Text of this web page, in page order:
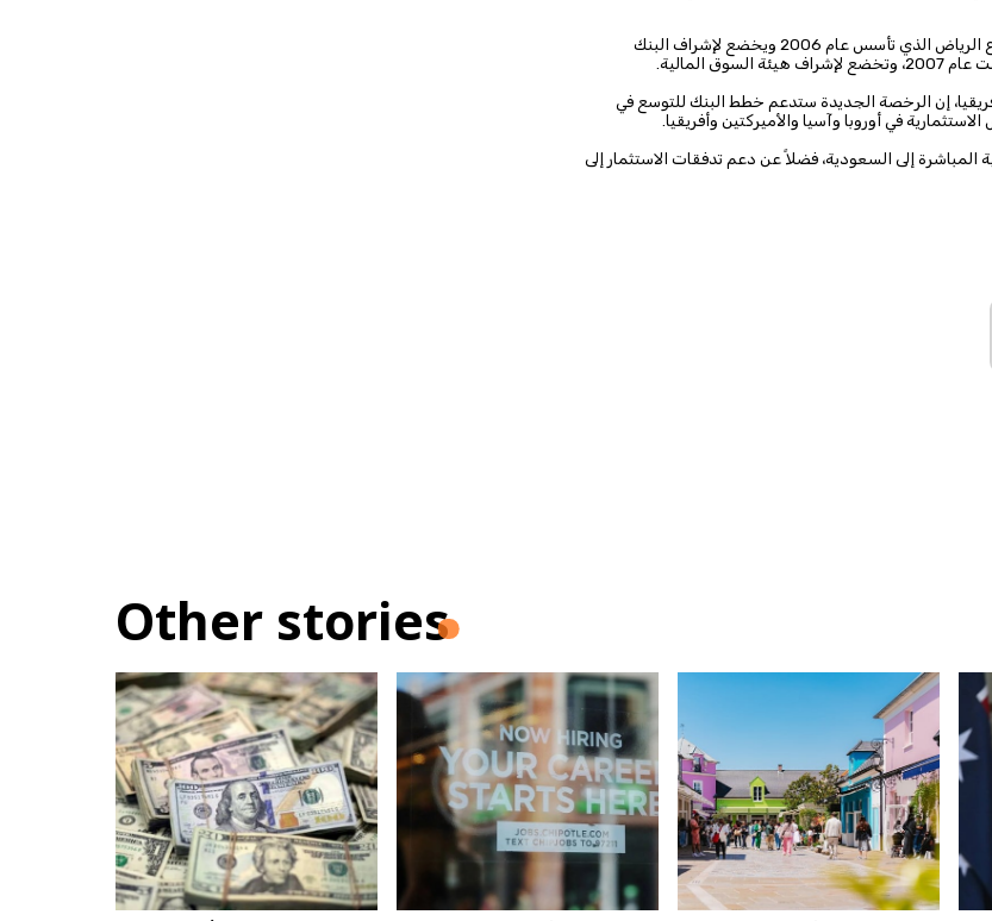
ويعد الكيان الجديد ثالث وجود قانوني لـ«دويتشه بنك» في المملكة، بعد فرع الرياض الذي تأسس عام 2006 ويخضع لإشراف البنك
إن الرخصة الجديدة ستدعم خطط البنك للتوسع في
في أوروبا وآسيا والأميركتين وأفريقيا.
إلى السعودية، فضلاً عن دعم تدفقات الاستثمار إلى
Other stories